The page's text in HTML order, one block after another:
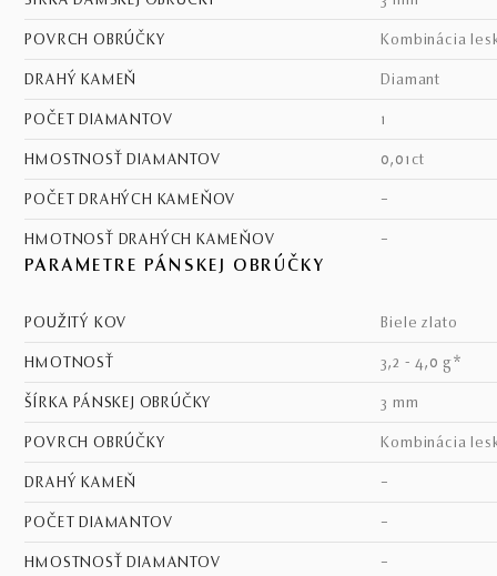
POVRCH OBRÚČKY kombinácia
DRAHÝ KAMEŇ diamant
POČET DIAMANTOV 1
HMOSTNOSŤ DIAMANTOV 0,01ct
POČET DRAHÝCH KAMEŇOV –
HMOTNOSŤ DRAHÝCH KAMEŇOV –
PARAMETRE PÁNSKEJ OBRÚČKY
POUŽITÝ KOV biele zlato
HMOTNOSŤ 3,2 - 4,0 g*
ŠÍRKA PÁNSKEJ OBRÚČKY 3 mm
POVRCH OBRÚČKY kombinácia
DRAHÝ KAMEŇ –
POČET DIAMANTOV –
HMOSTNOSŤ DIAMANTOV –